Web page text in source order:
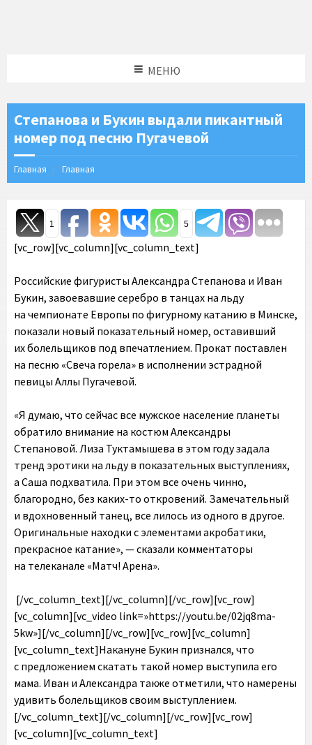
МЕНЮ
Степанова и Букин выдали пикантный
номер под песню Пугачевой
Главная Главная
1 5
[vc_row][vc_column][vc_column_text]
Российские фигуристы Александра Степанова и Иван
Букин, завоевавшие серебро в танцах на льду
на чемпионате Европы по фигурному катанию в Минске,
показали новый показательный номер, оставивший
их болельщиков под впечатлением. Прокат поставлен
на песню «Свеча горела» в исполнении эстрадной
певицы Аллы Пугачевой.
«Я думаю, что сейчас все мужское население планеты
обратило внимание на костюм Александры
Степановой. Лиза Туктамышева в этом году задала
тренд эротики на льду в показательных выступлениях,
а Саша подхватила. При этом все очень чинно,
благородно, без каких-то откровений. Замечательный
и вдохновенный танец, все лилось из одного в другое.
Оригинальные находки с элементами акробатики,
прекрасное катание», — сказали комментаторы
на телеканале «Матч! Арена».
[/vc_column_text][/vc_column][/vc_row][vc_row]
[vc_column][vc_video link=»https://youtu.be/02jq8ma-
5kw»][/vc_column][/vc_row][vc_row][vc_column]
[vc_column_text]Накануне Букин признался, что
с предложением скатать такой номер выступила его
мама. Иван и Александра также отметили, что намерены
удивить болельщиков своим выступлением.
[/vc_column_text][/vc_column][/vc_row][vc_row]
[vc_column][vc_column_text]